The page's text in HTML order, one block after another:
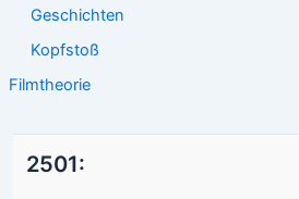
Geschichten
Kopfstoß
Filmtheorie
2501: